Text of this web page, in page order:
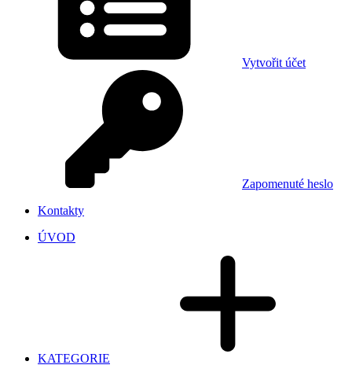
Vytvořit účet
Zapomenuté heslo
Kontakty
ÚVOD
KATEGORIE